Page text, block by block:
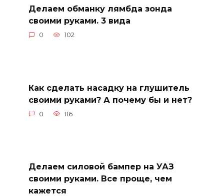
Делаем обманку лямбда зонда
своими руками. 3 вида
0 102
Как сделать насадку на глушитель
своими руками? А почему бы и нет?
0 116
Делаем силовой бампер на УАЗ
своими руками. Все проще, чем
кажется